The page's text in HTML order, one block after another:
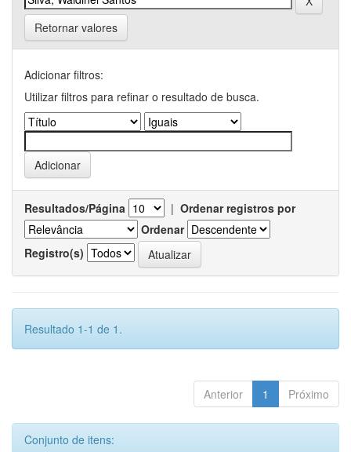
Retornar valores
Adicionar filtros:
Utilizar filtros para refinar o resultado de busca.
Resultados/Página | Ordenar registros por
Ordenar
Registro(s)
Resultado 1-1 de 1.
Anterior 1 Próximo
Conjunto de itens: